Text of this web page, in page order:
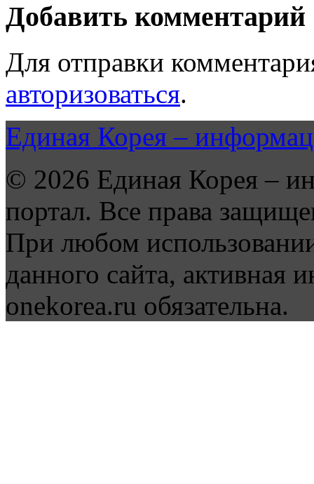
Добавить комментарий
Для отправки
авторизоваться.
Единая Корея –
© 2026 Единая Корея –
портал. Все права
При любом
данного сайта, активная
onekorea.ru обязательна.